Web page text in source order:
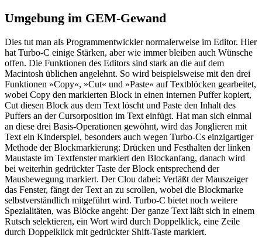
Umgebung im GEM-Gewand
Dies tut man als Programmentwickler normalerweise im Editor. Hier
hat Turbo-C einige Stärken, aber wie immer bleiben auch Wünsche
offen. Die Funktionen des Editors sind stark an die auf dem
Macintosh üblichen angelehnt. So wird beispielsweise mit den drei
Funktionen »Copy«, »Cut« und »Paste« auf Textblöcken gearbeitet,
wobei Copy den markierten Block in einen internen Puffer kopiert,
Cut diesen Block aus dem Text löscht und Paste den Inhalt des
Puffers an der Cursorposition im Text einfügt. Hat man sich einmal
an diese drei Basis-Operationen gewöhnt, wird das Jonglieren mit
Text ein Kinderspiel, besonders auch wegen Turbo-Cs einzigartiger
Methode der Blockmarkierung: Drücken und Festhalten der linken
Maustaste im Textfenster markiert den Blockanfang, danach wird
bei weiterhin gedrückter Taste der Block entsprechend der
Mausbewegung markiert. Der Clou dabei: Verläßt der Mauszeiger
das Fenster, fängt der Text an zu scrollen, wobei die Blockmarke
selbstverständlich mitgeführt wird. Turbo-C bietet noch weitere
Spezialitäten, was Blöcke angeht: Der ganze Text läßt sich in einem
Rutsch selektieren, ein Wort wird durch Doppelklick, eine Zeile
durch Doppelklick mit gedrückter Shift-Taste markiert.